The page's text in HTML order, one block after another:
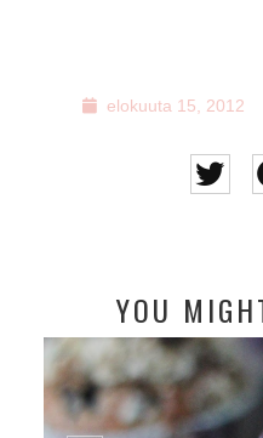
elokuuta 15, 2012
YOU